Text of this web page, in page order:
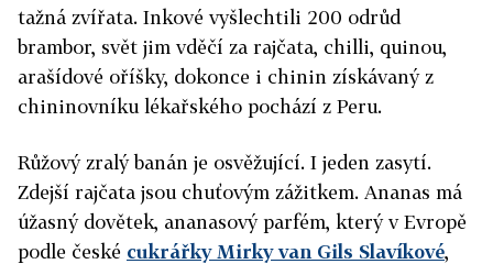
tažná zvířata. Inkové vyšlechtili 200 odrůd
brambor, svět jim vděčí za rajčata, chilli, quinou,
arašídové oříšky, dokonce i chinin získávaný z
chininovníku lékařského pochází z Peru.
Růžový zralý banán je osvěžující. I jeden zasytí.
Zdejší rajčata jsou chuťovým zážitkem. Ananas má
úžasný dovětek, ananasový parfém, který v Evropě
podle české cukrářky Mirky van Gils Slavíkové,